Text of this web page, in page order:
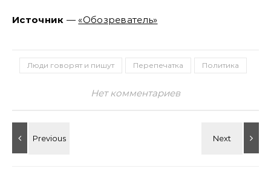
Источник — «Обозреватель»
Люди говорят и пишут Перепечатка Политика
Нет комментариев